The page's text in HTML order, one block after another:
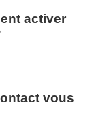
activer
vous